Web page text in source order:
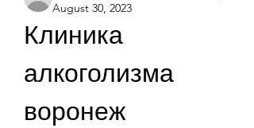
August 30, 2023
Клиника
алкоголизма
воронеж